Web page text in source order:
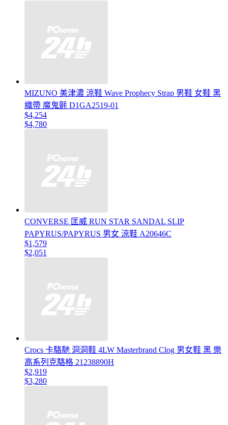
MIZUNO 美津濃 涼鞋 Wave Prophecy Strap 男鞋 女鞋 黑
織帶 魔鬼氈 D1GA2519-01
$4,254
$4,780
CONVERSE 匡威 RUN STAR SANDAL SLIP
PAPYRUS/PAPYRUS 男女 涼鞋 A20646C
$1,579
$2,051
Crocs 卡駱馳 洞洞鞋 4LW Masterbrand Clog 男女鞋 黑 樂
高系列克駱格 21238890H
$2,919
$3,280